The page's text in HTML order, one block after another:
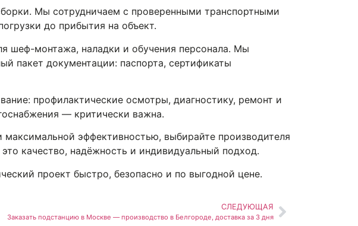
Мы сотрудничаем с проверенными транспортными
до прибытия на объект.
шеф-монтажа, наладки и обучения персонала. Мы
пакет документации: паспорта, сертификаты
профилактические осмотры, диагностику, ремонт и
— критически важна.
эффективностью, выбирайте производителя
качество, надёжность и индивидуальный подход.
проект быстро, безопасно и по выгодной цене.
СЛЕДУЮЩАЯ
Заказать подстанцию в Москве — производство в Белгороде, доставка за 3 дня